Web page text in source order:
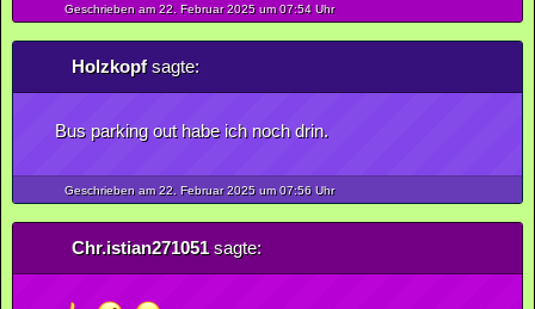
Geschrieben am 22. Februar2025um 07:54 Uhr
Holzkopfsagte:
Bus parking out habe ich noch drin.
Geschrieben am 22. Februar2025um 07:56 Uhr
Chr.istian271051sagte: